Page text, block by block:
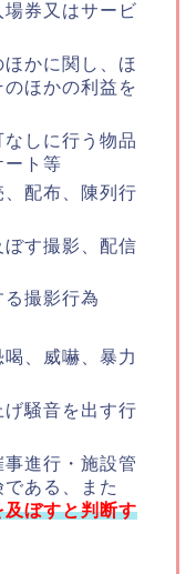
券又はサービ
かに関し、ほ
ほかの利益を
しに行う物品
ート等
配布、陳列行
す撮影、配信
撮影行為
、威嚇、暴力
騒音を出す行
進行・施設管
ある、また
ぼすと判断す